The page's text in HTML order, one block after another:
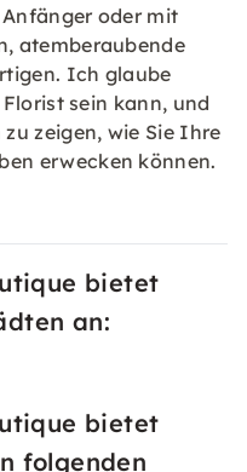
oder mit
atemberaubende
Ich glaube
sein kann, und
zeigen, wie Sie Ihre
erwecken können.
bietet
an:
bietet
folgenden